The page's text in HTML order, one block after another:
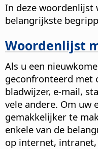
In deze woordenlijst
belangrijkste
Woordenlijst
Als u een
geconfronteerd met
bladwijzer, e-mail,
vele andere. Om uw
gemakkelijker te
enkele van de
op internet,